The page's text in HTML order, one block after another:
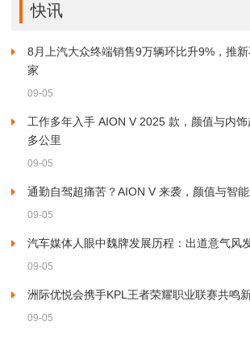
快讯
8月上汽大众终端销售9万辆环比升9%，推
家
09-05
工作多年入手 AION V 2025 款，颜值与内
多公里
09-05
通勤自驾超痛苦？AION V 来袭，颜值与智
09-05
汽车媒体人眼中魏牌发展历程：出道意气风
09-05
洲际优悦会携手KPL王者荣耀职业联赛共鸣
09-05